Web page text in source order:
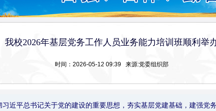
我校2026年基层党务工作人员业务能力培训班顺利举
时间：2026-05-12 09:39 来源:党委组织部
习近平总书记关于党的建设的重要思想，夯实基层党建基础，建强党